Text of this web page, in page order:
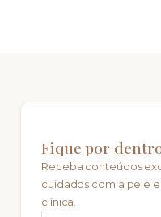
Fique por
Receba conteúdos
cuidados com a pele
clínica.